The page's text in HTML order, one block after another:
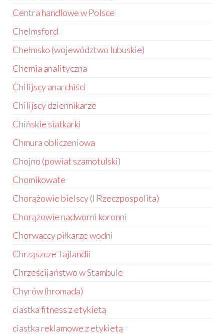
Centra handlowe w Polsce
Chelmsford
Chełmsko (województwo lubuskie)
Chemia analityczna
Chilijscy anarchiści
Chilijscy dziennikarze
Chińskie siatkarki
Chmura obliczeniowa
Chojno (powiat szamotulski)
Chomikowate
Chorążowie bielscy (I Rzeczpospolita)
Chorążowie nadworni koronni
Chorwaccy piłkarze wodni
Chrząszcze Tajlandii
Chrześcijaństwo w Stambule
Chyrów (hromada)
ciastka fitness z etykietą
ciastka reklamowe z etykietą